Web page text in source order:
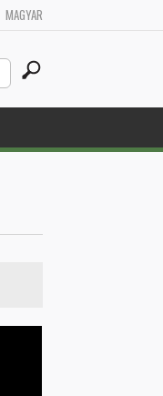
MAGYAR
Search
this
site